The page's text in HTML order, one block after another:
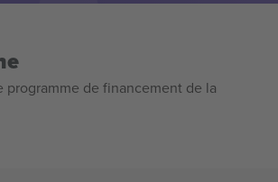
programme de financement de la